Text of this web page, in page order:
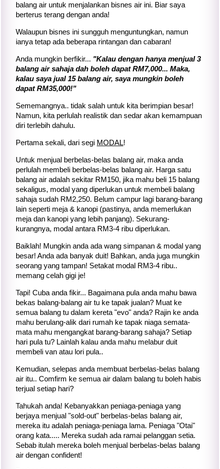
balang air untuk menjalankan bisnes air ini. Biar saya
berterus terang dengan anda!
Walaupun bisnes ini sungguh menguntungkan, namun
ianya tetap ada beberapa rintangan dan cabaran!
Anda mungkin berfikir... "Kalau dengan hanya menjual 3
balang air sahaja dah boleh dapat RM7,000... Maka,
kalau saya jual 15 balang air, saya mungkin boleh
dapat RM35,000!"
Sememangnya.. tidak salah untuk kita berimpian besar!
Namun, kita perlulah realistik dan sedar akan kemampuan
diri terlebih dahulu.
Pertama sekali, dari segi MODAL!
Untuk menjual berbelas-belas balang air, maka anda
perlulah membeli berbelas-belas balang air. Harga satu
balang air adalah sekitar RM150, jika mahu beli 15 balang
sekaligus, modal yang diperlukan untuk membeli balang
sahaja sudah RM2,250. Belum campur lagi barang-barang
lain seperti meja & kanopi (pastinya, anda memerlukan
meja dan kanopi yang lebih panjang). Sekurang-
kurangnya, modal antara RM3-4 ribu diperlukan.
Baiklah! Mungkin anda ada wang simpanan & modal yang
besar! Anda ada banyak duit! Bahkan, anda juga mungkin
seorang yang tampan! Setakat modal RM3-4 ribu..
memang celah gigi je!
Tapi! Cuba anda fikir... Bagaimana pula anda mahu bawa
bekas balang-balang air tu ke tapak jualan? Muat ke
semua balang tu dalam kereta "evo" anda? Rajin ke anda
mahu berulang-alik dari rumah ke tapak niaga semata-
mata mahu mengangkat barang-barang sahaja? Setiap
hari pula tu? Lainlah kalau anda mahu melabur duit
membeli van atau lori pula..
Kemudian, selepas anda membuat berbelas-belas balang
air itu.. Comfirm ke semua air dalam balang tu boleh habis
terjual setiap hari?
Tahukah anda! Kebanyakkan peniaga-peniaga yang
berjaya menjual "sold-out" berbelas-belas balang air,
mereka itu adalah peniaga-peniaga lama. Peniaga "Otai"
orang kata..... Mereka sudah ada ramai pelanggan setia.
Sebab itulah mereka boleh menjual berbelas-belas balang
air dengan confident!